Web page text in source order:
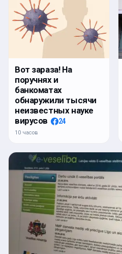
Вот зараза! На
поручнях и
банкоматах
обнаружили тысячи
неизвестных науке
вирусов
24
10 часов